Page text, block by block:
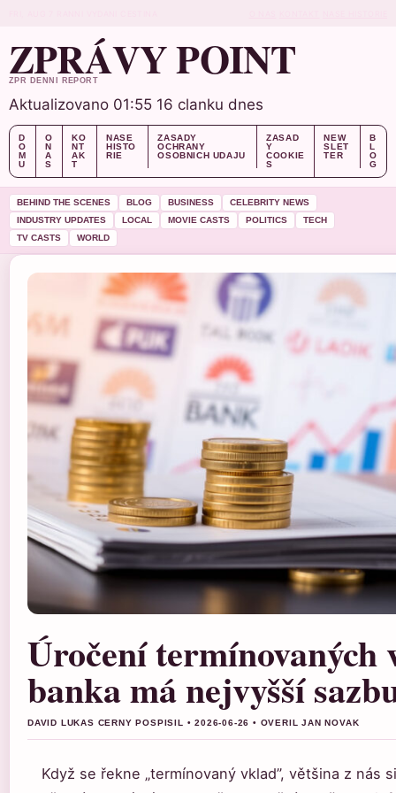
ZPRÁVY POINT
ZPR DENNI REPORT
Aktualizovano 01:55 16 clanku dnes
D
O
M
U
O
N
A
S
KO
NT
AK
T
NASE
HISTO
RIE
ZASADY
OCHRANY
OSOBNICH UDAJU
ZASAD
Y
COOKIE
S
NEW
SLET
TER
B
L
O
G
BEHIND THE SCENES BLOG BUSINESS
CELEBRITY NEWS
INDUSTRY UPDATES
LOCAL MOVIE CASTS POLITICS
TECH
TV CASTS
WORLD
Úročení
banka má nejvyšší
DAVID LUKAS CERNY POSPISIL • 2026-06-26 • OVERIL JAN NOVAK
Když se řekne „termínovaný vklad”, většina z nás